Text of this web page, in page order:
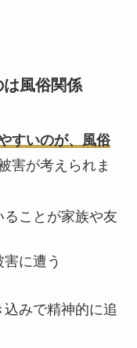
風俗関係
すいのが、風俗
害が考えられま
ことが家族や友
に遭う
込みで精神的に追